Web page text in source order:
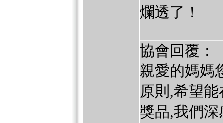
爛透了！
協會回覆：
親愛的媽媽
原則,希望
獎品,我們